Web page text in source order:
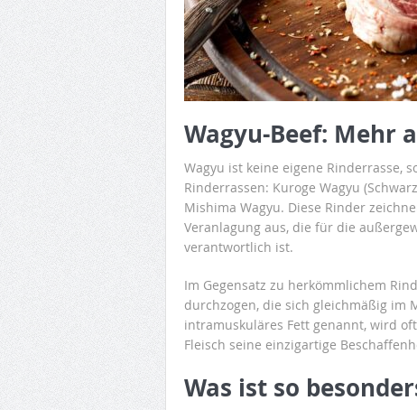
Wagyu-Beef: Mehr
Wagyu ist keine eigene Rinderrasse,
Rinderrassen: Kuroge Wagyu
Mishima Wagyu. Diese Rinder
Veranlagung aus, die für die
verantwortlich ist.
Im Gegensatz zu herkömmlichem
durchzogen, die sich gleichmäßig im
intramuskuläres Fett genannt, wird
Fleisch seine einzigartige
Was ist so